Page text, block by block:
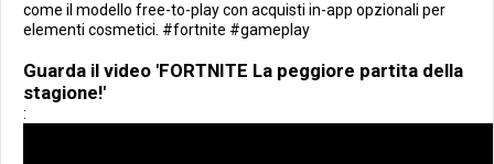
come il modello free-to-play con acquisti in-app opzionali per
elementi cosmetici. #fortnite #gameplay
Guarda il video 'FORTNITE La peggiore partita della
stagione!'
: